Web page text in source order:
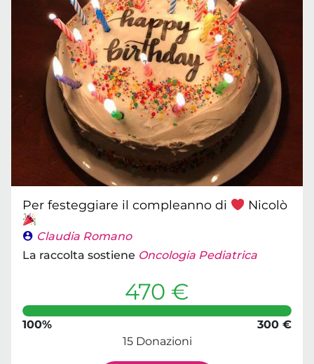
Per festeggiare il compleanno di Nicolò
Claudia Romano
La raccolta sostiene Oncologia Pediatrica
470 €
100%
300 €
15 Donazioni